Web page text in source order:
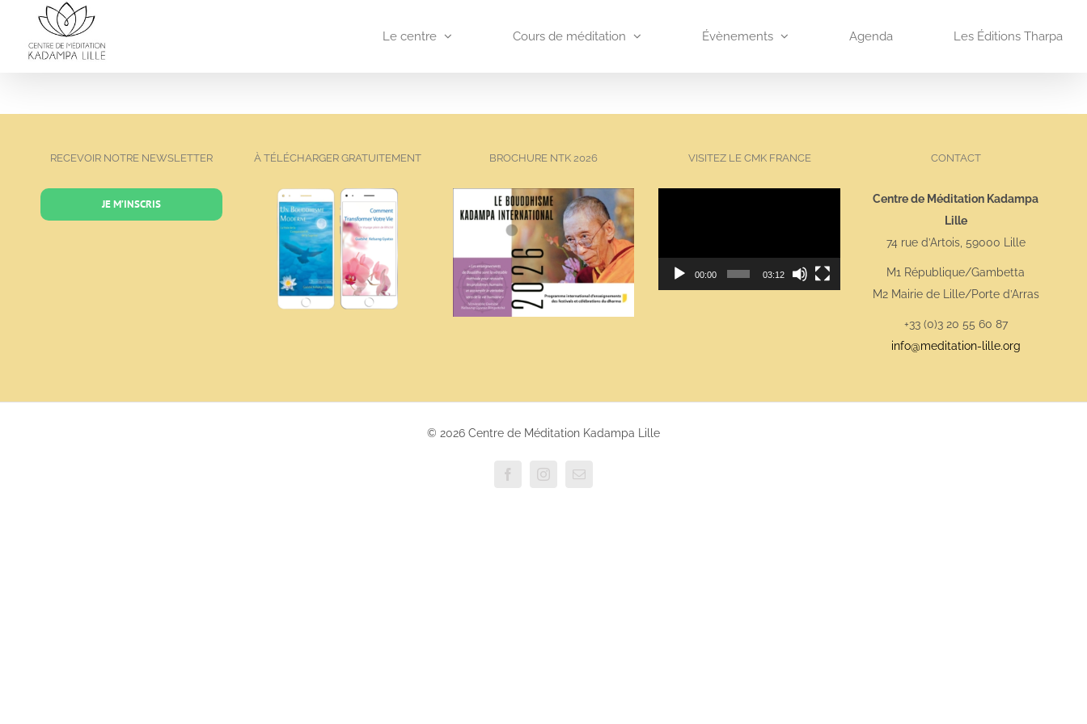
contenu
Le centre Cours de méditation Évènements Agenda Les Éditions Tharpa
RECEVOIR NOTRE NEWSLETTER
JE M’INSCRIS
À TÉLÉCHARGER GRATUITEMENT BROCHURE NTK 2026 VISITEZ LE CMK FRANCE
00:00 03:12
CONTACT
Centre de Méditation Kadampa
Lille
74 rue d’Artois, 59000 Lille
M1 République/Gambetta
M2 Mairie de Lille/Porte d’Arras
+33 (0)3 20 55 60 87
info@meditation-lille.org
© 2026 Centre de Méditation Kadampa Lille
FacebookInstagramEmail